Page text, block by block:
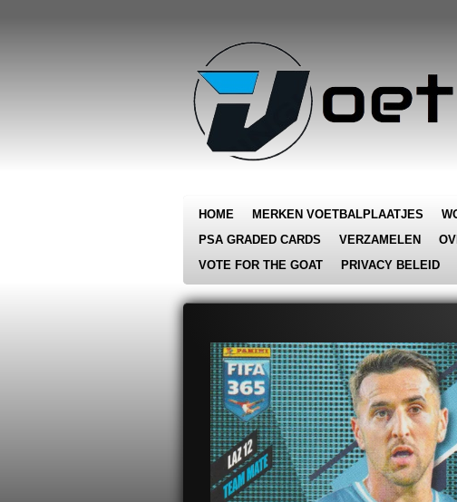
HOME MERKEN VOETBALPLAATJES
PSA GRADED CARDS
VERZAMELEN
VOTE FOR THE GOAT
PRIVACY BELEID